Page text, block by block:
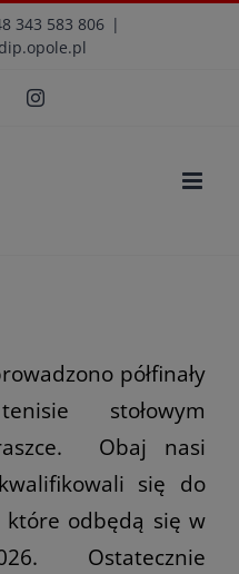
343 583 806 |
Instagram
półfinały
stołowym
Obaj nasi
się do
które odbędą się w
Ostatecznie
check